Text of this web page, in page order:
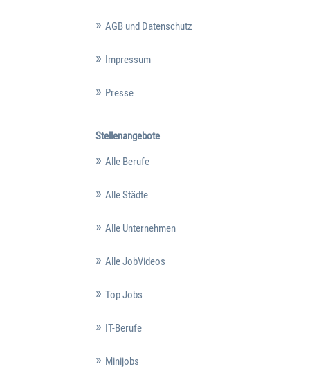
AGB und Datenschutz
Impressum
Presse
Stellenangebote
Alle Berufe
Alle Städte
Alle Unternehmen
Alle JobVideos
Top Jobs
IT-Berufe
Minijobs